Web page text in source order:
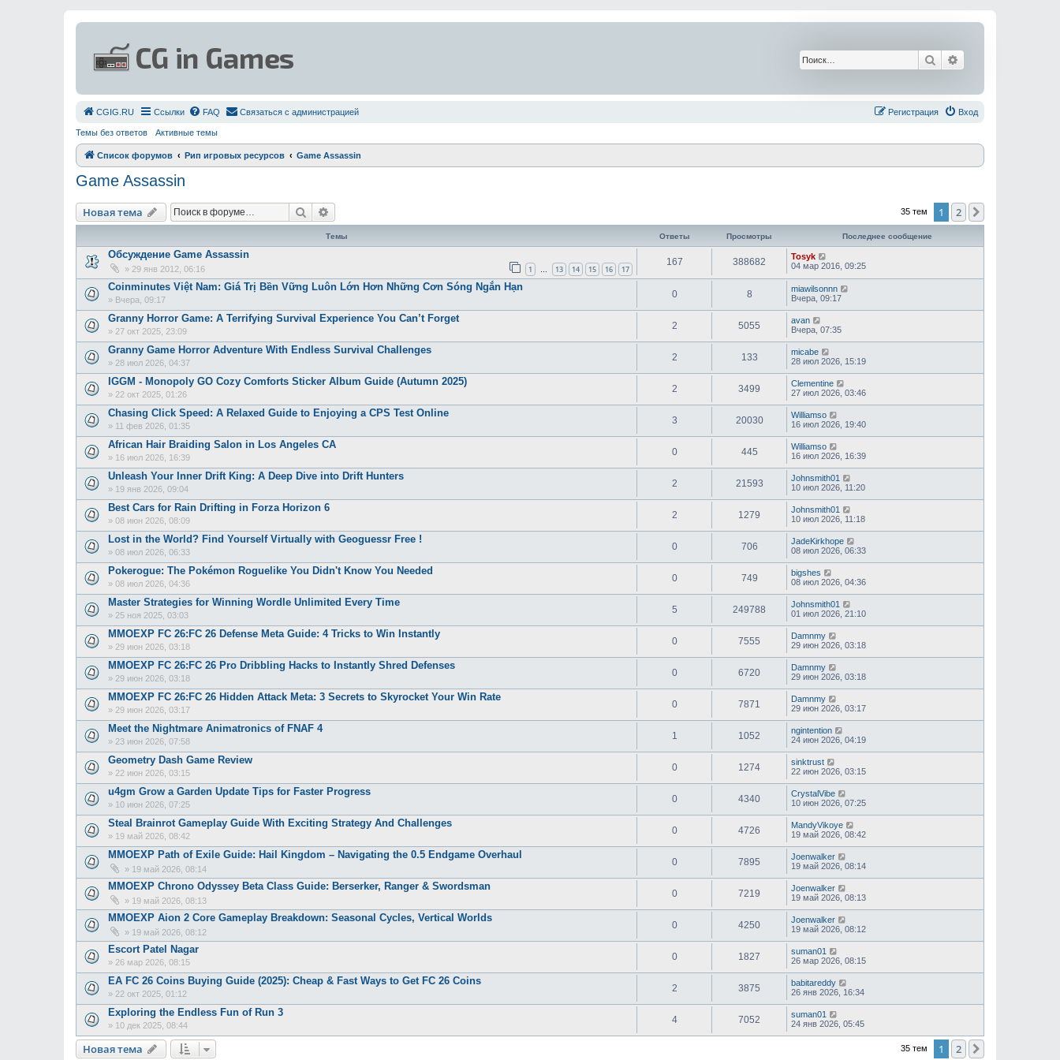
Поиск
СGIG.RU Ссылки FAQ Связаться с администрацией Вход
Регистрация
Темы без ответов Активные темы
Список форумов Рип игровых ресурсов Game Assassin
Game Assassin
Новая тема Поиск 35 тем 1 2
Темы Ответы Просмотры Последнее сообщение
Обсуждение Game Assassin
» 29 янв 2012, 06:16 1 … 13 14 15 16 17
167 388682
Tosyk
04 мар 2016, 09:25
Coinminutes Việt Nam: Giá Trị Bền Vững Luôn Lớn Hơn Những Cơn Sóng Ngắn Hạn
» Вчера, 09:17
0 8
miawilsonnn
Вчера, 09:17
Granny Horror Game: A Terrifying Survival Experience You Can’t Forget
» 27 окт 2025, 23:09
2 5055
avan
Вчера, 07:35
Granny Game Horror Adventure With Endless Survival Challenges
» 28 июл 2026, 04:37
2 133
micabe
28 июл 2026, 15:19
IGGM - Monopoly GO Cozy Comforts Sticker Album Guide (Autumn 2025)
» 22 окт 2025, 01:26
2 3499
Clementine
27 июл 2026, 03:46
Chasing Click Speed: A Relaxed Guide to Enjoying a CPS Test Online
» 11 фев 2026, 01:35
3 20030
Williamso
16 июл 2026, 19:40
African Hair Braiding Salon in Los Angeles CA
» 16 июл 2026, 16:39
0 445
Williamso
16 июл 2026, 16:39
Unleash Your Inner Drift King: A Deep Dive into Drift Hunters
» 19 янв 2026, 09:04
2 21593
Johnsmith01
10 июл 2026, 11:20
Best Cars for Rain Drifting in Forza Horizon 6
» 08 июн 2026, 08:09
2 1279
Johnsmith01
10 июл 2026, 11:18
Lost in the World? Find Yourself Virtually with Geoguessr Free !
» 08 июл 2026, 06:33
0 706
JadeKirkhope
08 июл 2026, 06:33
Pokerogue: The Pokémon Roguelike You Didn't Know You Needed
» 08 июл 2026, 04:36
0 749
bigshes
08 июл 2026, 04:36
Master Strategies for Winning Wordle Unlimited Every Time
» 25 ноя 2025, 03:03
5 249788
Johnsmith01
01 июл 2026, 21:10
MMOEXP FC 26:FC 26 Defense Meta Guide: 4 Tricks to Win Instantly
» 29 июн 2026, 03:18
0 7555
Damnmy
29 июн 2026, 03:18
MMOEXP FC 26:FC 26 Pro Dribbling Hacks to Instantly Shred Defenses
» 29 июн 2026, 03:18
0 6720
Damnmy
29 июн 2026, 03:18
MMOEXP FC 26:FC 26 Hidden Attack Meta: 3 Secrets to Skyrocket Your Win Rate
» 29 июн 2026, 03:17
0 7871
Damnmy
29 июн 2026, 03:17
Meet the Nightmare Animatronics of FNAF 4
» 23 июн 2026, 07:58
1 1052
ngintention
24 июн 2026, 04:19
Geometry Dash Game Review
» 22 июн 2026, 03:15
0 1274
sinktrust
22 июн 2026, 03:15
u4gm Grow a Garden Update Tips for Faster Progress
» 10 июн 2026, 07:25
0 4340
CrystalVibe
10 июн 2026, 07:25
Steal Brainrot Gameplay Guide With Exciting Strategy And Challenges
» 19 май 2026, 08:42
0 4726
MandyVikoye
19 май 2026, 08:42
MMOEXP Path of Exile Guide: Hail Kingdom – Navigating the 0.5 Endgame Overhaul
» 19 май 2026, 08:14
0 7895
Joenwalker
19 май 2026, 08:14
MMOEXP Chrono Odyssey Beta Class Guide: Berserker, Ranger & Swordsman
» 19 май 2026, 08:13
0 7219
Joenwalker
19 май 2026, 08:13
MMOEXP Aion 2 Core Gameplay Breakdown: Seasonal Cycles, Vertical Worlds
» 19 май 2026, 08:12
0 4250
Joenwalker
19 май 2026, 08:12
Escort Patel Nagar
» 26 мар 2026, 08:15
0 1827
suman01
26 мар 2026, 08:15
EA FC 26 Coins Buying Guide (2025): Cheap & Fast Ways to Get FC 26 Coins
» 22 окт 2025, 01:12
2 3875
babitareddy
26 янв 2026, 16:34
Exploring the Endless Fun of Run 3
» 10 дек 2025, 08:44
4 7052
suman01
24 янв 2026, 05:45
Новая тема 35 тем 1 2